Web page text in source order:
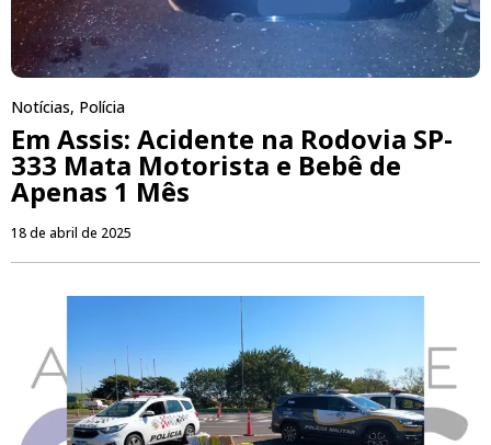
Notícias, Polícia
Em Assis: Acidente na Rodovia SP-
333 Mata Motorista e Bebê de
Apenas 1 Mês
18 de abril de 2025